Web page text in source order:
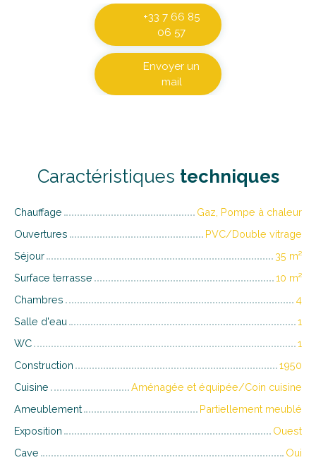
+33 7 66 85
06 57
Envoyer un
mail
Caractéristiques techniques
Chauffage
Gaz, Pompe à chaleur
Ouvertures
PVC/Double vitrage
Séjour
35 m²
Surface terrasse
10 m²
Chambres
4
Salle d'eau
1
WC
1
Construction
1950
Cuisine
Aménagée et équipée/Coin cuisine
Ameublement
Partiellement meublé
Exposition
Ouest
Cave
Oui